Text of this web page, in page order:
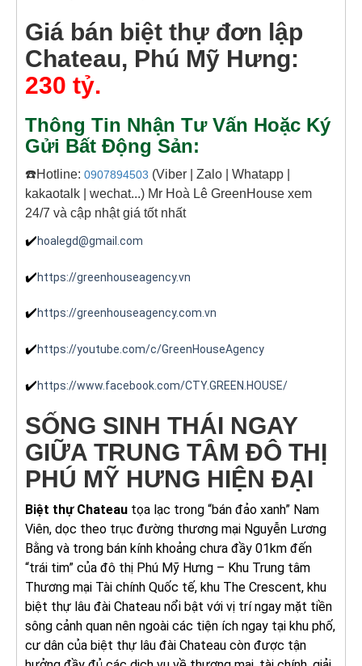
Giá bán biệt thự đơn lập
Chateau, Phú Mỹ Hưng:
230 tỷ.
Thông Tin Nhận Tư Vấn Hoặc Ký
Gửi Bất Động Sản:
☎️Hotline: 0907894503 (Viber | Zalo | Whatapp |
kakaotalk | wechat...) Mr Hoà Lê GreenHouse xem
24/7 và cập nhật giá tốt nhất
✔️hoalegd@gmail.com
✔️https://greenhouseagency.vn
✔️https://greenhouseagency.com.vn
✔️https://youtube.com/c/GreenHouseAgency
✔️https://www.facebook.com/CTY.GREEN.HOUSE/
SỐNG SINH THÁI NGAY
GIỮA TRUNG TÂM ĐÔ THỊ
PHÚ MỸ HƯNG HIỆN ĐẠI
Biệt thự Chateau tọa lạc trong “bán đảo xanh” Nam
Viên, dọc theo trục đường thương mại Nguyễn Lương
Bằng và trong bán kính khoảng chưa đầy 01km đến
“trái tim” của đô thị Phú Mỹ Hưng – Khu Trung tâm
Thương mại Tài chính Quốc tế, khu The Crescent, khu
biệt thự lâu đài Chateau nổi bật với vị trí ngay mặt tiền
sông cảnh quan nên ngoài các tiện ích ngay tại khu phố,
cư dân của biệt thự lâu đài Chateau còn được tận